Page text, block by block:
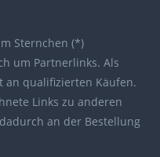
Sternchen (*)
um Partnerlinks. Als
an qualifizierten Käufen.
Links zu anderen
an der Bestellung